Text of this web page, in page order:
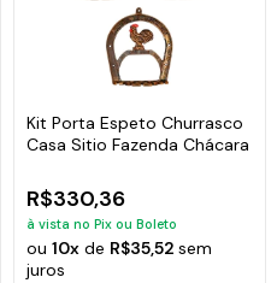
Kit Porta Espeto Churrasco
Casa Sitio Fazenda Chácara
R$330,36
à vista no Pix ou Boleto
ou 10xde R$35,52 sem
juros